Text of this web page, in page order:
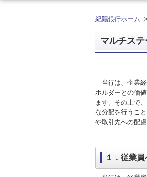
紀陽フィ
紀陽フィナ
トップメッセ
をご覧いただ
紀陽銀行
会社概要をご
IR情報
決算短信や有
いただけます。
株式・格
株価情報や株
ご覧いただけま
地域とと
地域や環境の
ただけます。
従業員と
従業員のため
けます。
紀陽銀行ホーム >
マルチス
当行は、企業経
ホルダーとの価
ます。その上で
な分配を行うこ
や取引先への配
１．従業